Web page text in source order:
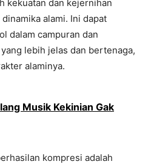
kekuatan dan kejernihan
alami. Ini dapat
dalam campuran dan
lebih jelas dan bertenaga,
alaminya.
Musik Kekinian Gak
kompresi adalah